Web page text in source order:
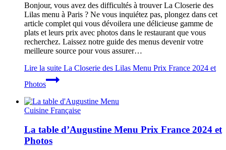
Bonjour, vous avez des difficultés à trouver La Closerie des
Lilas menu à Paris ? Ne vous inquiétez pas, plongez dans cet
article complet qui vous dévoilera une délicieuse gamme de
plats et leurs prix avec photos dans le restaurant que vous
recherchez. Laissez notre guide des menus devenir votre
meilleure source pour vous assurer…
Lire la suite La Closerie des Lilas Menu Prix France 2024 et
Photos
Cuisine Française
La table d’Augustine Menu Prix France 2024 et
Photos